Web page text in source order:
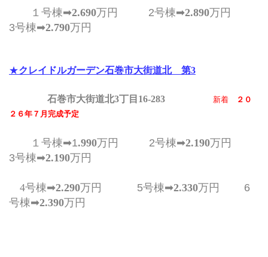
１号棟➡2.690万円 2号棟➡2.890万円
3号棟➡2.790万円
★クレイドルガーデン石巻市大街道北 第3
石巻市大街道北3丁目16-283 新着
２０
２６年７月完成予定
１号棟➡1.990万円 2号棟➡2.190万円
3号棟➡2.190万円
4号棟➡2.290万円 5号棟➡2.330万円 6
号棟➡2.390万円